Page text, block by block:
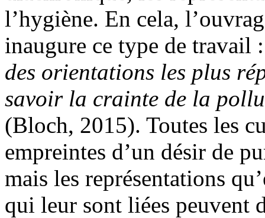
l’hygiène. En cela,
inaugure ce type de travail
des orientations les plus
savoir la crainte de la
(Bloch, 2015). Toutes les
empreintes d’un désir de
mais les représentations
qui leur sont liées peuvent